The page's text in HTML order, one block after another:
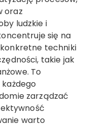
oraz
ludzkie i
się na
techniki
takie jak
To
zarządzać
warto